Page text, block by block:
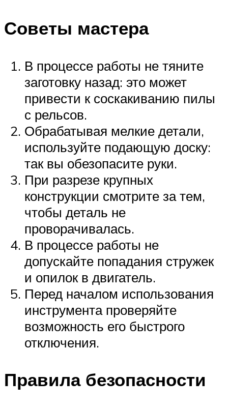
Советы мастера
В процессе работы не тяните
заготовку назад: это может
привести к соскакиванию пилы
с рельсов.
Обрабатывая мелкие детали,
используйте подающую доску:
так вы обезопасите руки.
При разрезе крупных
конструкции смотрите за тем,
чтобы деталь не
проворачивалась.
В процессе работы не
допускайте попадания стружек
и опилок в двигатель.
Перед началом использования
инструмента проверяйте
возможность его быстрого
отключения.
Правила безопасности